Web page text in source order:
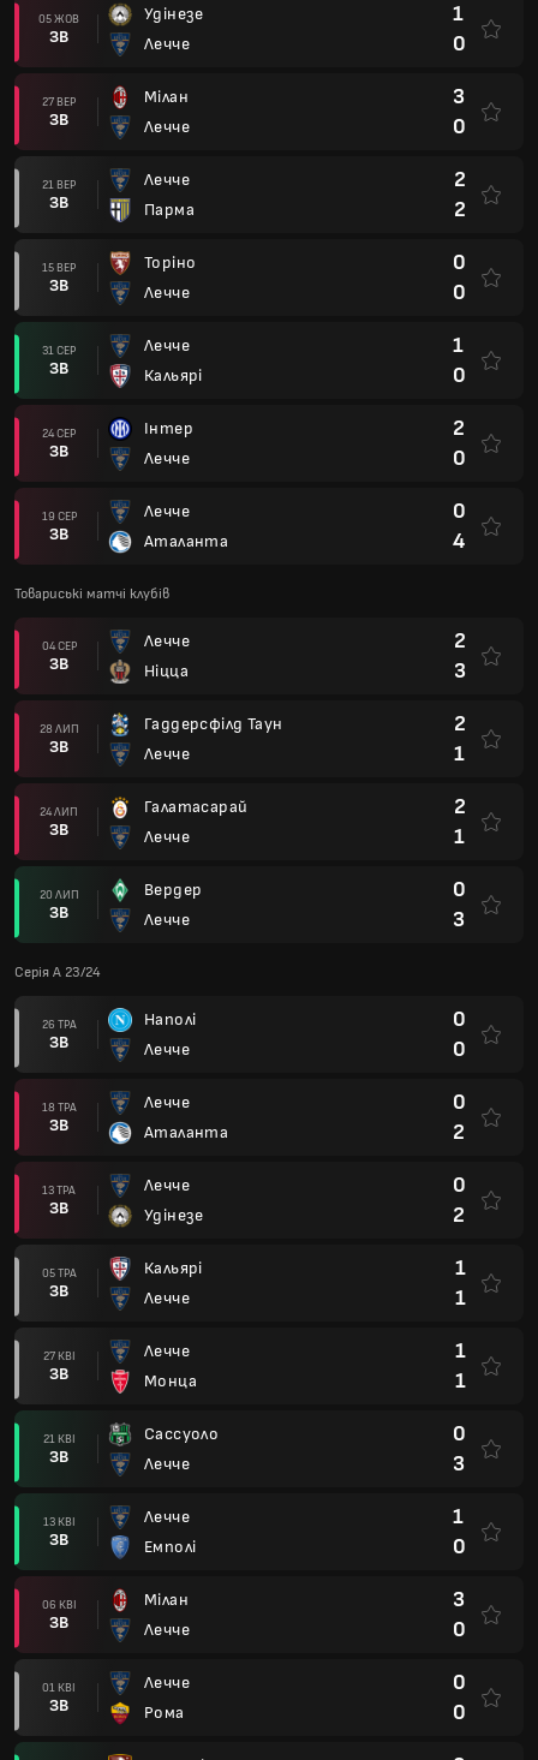
05 ЖОВ
ЗВ
Удінезе
Лечче
1
0
27 ВЕР
ЗВ
Мілан
Лечче
3
0
21 ВЕР
ЗВ
Лечче
Парма
2
2
15 ВЕР
ЗВ
Торіно
Лечче
0
0
31 СЕР
ЗВ
Лечче
Кальярі
1
0
24 СЕР
ЗВ
Інтер
Лечче
2
0
19 СЕР
ЗВ
Лечче
Аталанта
0
4
Товариські матчі клубів
04 СЕР
ЗВ
Лечче
Ніцца
2
3
28 ЛИП
ЗВ
Гаддерсфілд Таун
Лечче
2
1
24 ЛИП
ЗВ
Галатасарай
Лечче
2
1
20 ЛИП
ЗВ
Вердер
Лечче
0
3
Серія А 23/24
26 ТРА
ЗВ
Наполі
Лечче
0
0
18 ТРА
ЗВ
Лечче
Аталанта
0
2
13 ТРА
ЗВ
Лечче
Удінезе
0
2
05 ТРА
ЗВ
Кальярі
Лечче
1
1
27 КВІ
ЗВ
Лечче
Монца
1
1
21 КВІ
ЗВ
Сассуоло
Лечче
0
3
13 КВІ
ЗВ
Лечче
Емполі
1
0
06 КВІ
ЗВ
Мілан
Лечче
3
0
01 КВІ
ЗВ
Лечче
Рома
0
0